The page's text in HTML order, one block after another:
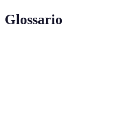
Glossario